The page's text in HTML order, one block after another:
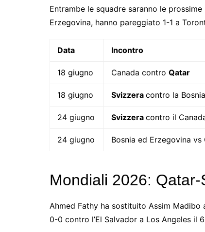
Entrambe le squadre saranno le
Erzegovina, hanno pareggiato 1-1 a
Data Incontro
18 giugno Canada contro Qatar
18 giugno Svizzera contro la
24 giugno Svizzera contro il
24 giugno Bosnia ed Erzegovina vs
Mondiali 2026:
Ahmed Fathy ha sostituito Assim
0-0 contro l’El Salvador a Los Angeles il